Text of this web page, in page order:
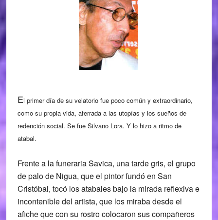
El primer día de su velatorio fue poco común y extraordinario,
como su propia vida, aferrada a las utopías y los sueños de
redención social. Se fue Silvano Lora. Y lo hizo a ritmo de
atabal.
Frente a la funeraria Savica, una tarde gris, el grupo
de palo de Nigua, que el pintor fundó en San
Cristóbal, tocó los atabales bajo la mirada reflexiva e
incontenible del artista, que los miraba desde el
afiche que con su rostro colocaron sus compañeros